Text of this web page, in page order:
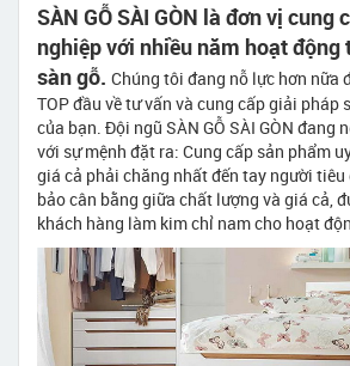
SÀN GỖ SÀI GÒN là đơn vị cung
nghiệp với nhiều năm hoạt động
sàn gỗ. Chúng tôi đang nỗ lực hơn nữa
TOP đầu về tư vấn và cung cấp giải pháp
của bạn. Đội ngũ SÀN GỖ SÀI GÒN đang
với sự mệnh đặt ra: Cung cấp sản phẩm
giá cả phải chăng nhất đến tay người
bảo cân bằng giữa chất lượng và giá cả,
khách hàng làm kim chỉ nam cho hoạt